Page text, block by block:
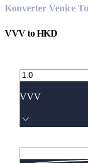
Konverter Venice
VVVtoHKD
VVV